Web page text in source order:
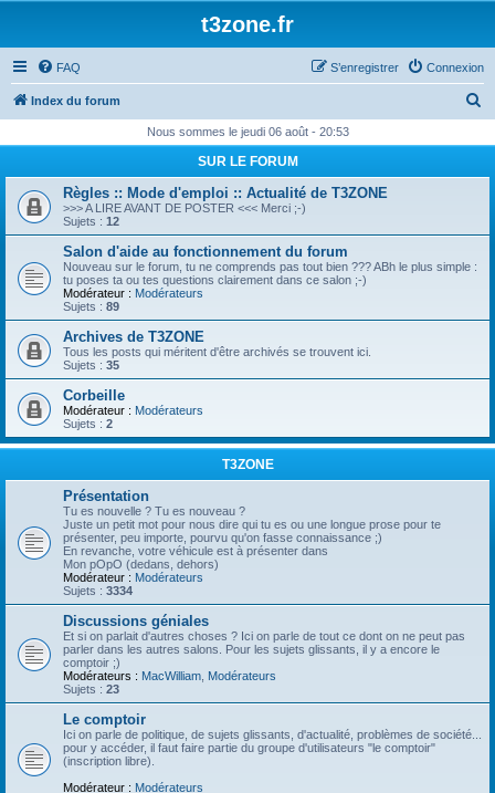
t3zone.fr
FAQ Connexion
S’enregistrer
Index du forum
h
r
Nous sommes le jeudi 06 août - 20:53
SUR LE FORUM
Règles :: Mode d'emploi :: Actualité de T3ZONE
>>> A LIRE AVANT DE POSTER <<< Merci ;-)
Sujets : 12
Salon d'aide au fonctionnement du forum
Nouveau sur le forum, tu ne comprends pas tout bien ??? ABh le plus simple :
tu poses ta ou tes questions clairement dans ce salon ;-)
Modérateur : Modérateurs
Sujets : 89
Archives de T3ZONE
Tous les posts qui méritent d'être archivés se trouvent ici.
Sujets : 35
Corbeille
Modérateur : Modérateurs
Sujets : 2
T3ZONE
Présentation
Tu es nouvelle ? Tu es nouveau ?
Juste un petit mot pour nous dire qui tu es ou une longue prose pour te
présenter, peu importe, pourvu qu'on fasse connaissance ;)
En revanche, votre véhicule est à présenter dans
Mon pOpO (dedans, dehors)
Modérateur : Modérateurs
Sujets : 3334
Discussions géniales
Et si on parlait d'autres choses ? Ici on parle de tout ce dont on ne peut pas
parler dans les autres salons. Pour les sujets glissants, il y a encore le
comptoir ;)
Modérateurs : MacWilliam Modérateurs
Sujets : 23
Le comptoir
Ici on parle de politique, de sujets glissants, d'actualité, problèmes de société...
pour y accéder, il faut faire partie du groupe d'utilisateurs "le comptoir"
(inscription libre).
Modérateur : Modérateurs